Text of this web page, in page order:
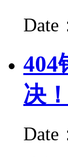
Date
404
决！
Date